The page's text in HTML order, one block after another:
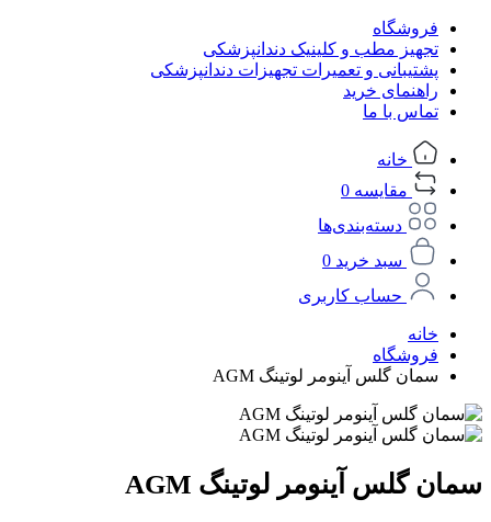
فروشگاه
تجهیز مطب و کلینیک دندانپزشکی
پشتیبانی و تعمیرات تجهیزات دندانپزشکی
راهنمای خرید
تماس با ما
خانه
مقایسه 0
دسته‌بندی‌ها
سبد خرید 0
حساب کاربری
خانه
فروشگاه
سمان گلس آینومر لوتینگ AGM
سمان گلس آینومر لوتینگ AGM